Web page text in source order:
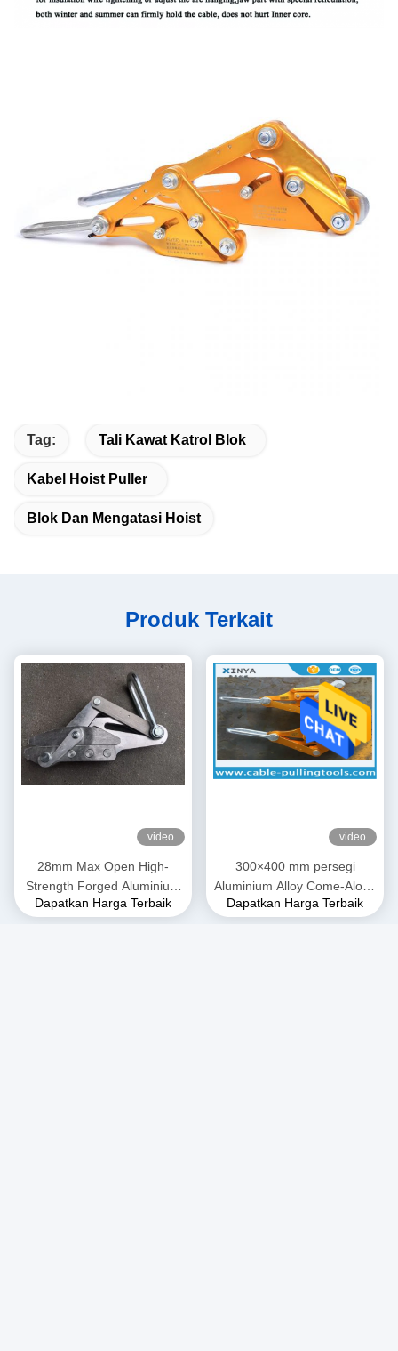
Tag: Tali Kawat Katrol Blok
Kabel Hoist Puller
Blok Dan Mengatasi Hoist
Produk Terkait
video
28mm Max Open High-
Strength Forged Aluminium
Alloy Come-Along Clamp
Dapatkan Harga Terbaik
video
300×400 mm persegi
Aluminium Alloy Come-Along
Clamp. Grip Transmission
Dapatkan Harga Terbaik